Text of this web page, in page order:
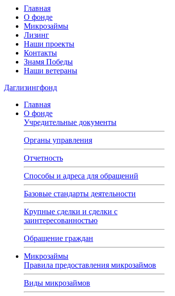
Главная
О фонде
Микрозаймы
Лизинг
Наши проекты
Контакты
Знамя Победы
Наши ветераны
Даглизингфонд
Главная
О фонде
Учредительные документы
Органы управления
Отчетность
Способы и адреса для обращений
Базовые стандарты деятельности
Крупные сделки и сделки с
заинтересованностью
Обращение граждан
Микрозаймы
Правила предоставления микрозаймов
Виды микрозаймов